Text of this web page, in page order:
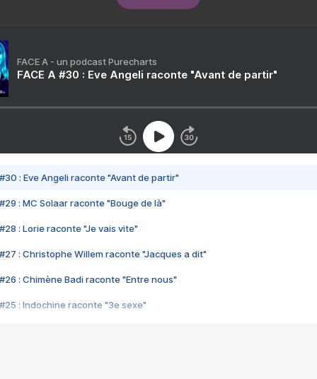
FACE A - un podcast Purecharts
FACE A #30 : Eve Angeli raconte "Avant de partir"
#30 : Eve Angeli raconte "Avant de partir"
#29 : MC Solaar raconte "Bouge de là"
#28 : Lorie raconte "Je vais vite"
#27 : Christophe Willem raconte "Jacques a dit"
#26 : Chimène Badi raconte "Entre nous"
#25 : Indochine raconte "3e sexe"